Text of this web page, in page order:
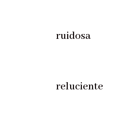
ruidosa
reluciente